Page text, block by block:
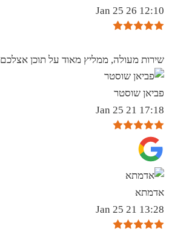
12:10 26 Jan 25
שירות מעולה, ממליץ מאוד על תוכן אצלכם
פביאן שוסטר
17:18 21 Jan 25
אדמתא
13:28 21 Jan 25